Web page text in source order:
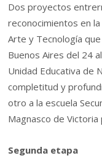
Dos proyectos
reconocimientos en la
Arte y Tecnología
Buenos Aires del 24
Unidad Educativa de
completitud y
otro a la escuela
Magnasco de
Segunda etapa